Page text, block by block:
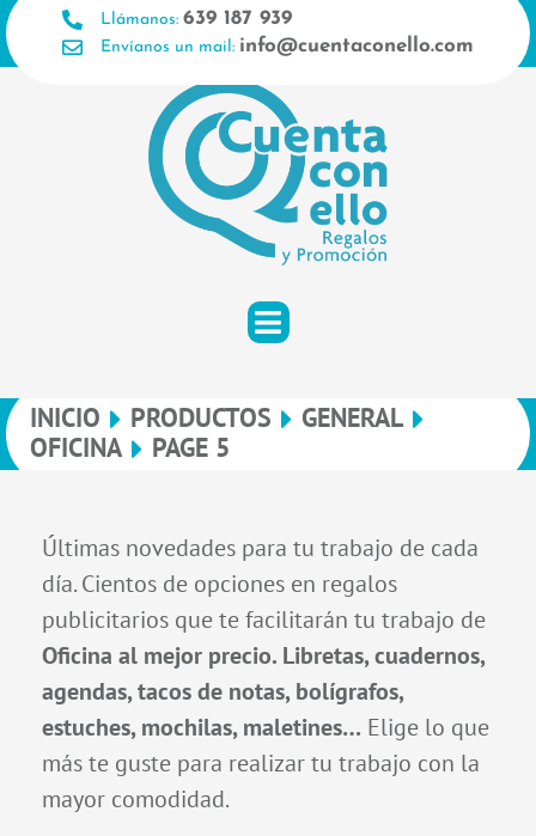
Ir
al
contenido
Llámanos: 639 187 939
Envíanos un mail: info@cuentaconello.com
INICIO PRODUCTOS
GENERAL
OFICINA
PAGE 5
Últimas novedades para tu trabajo de cada
día. Cientos de opciones en regalos
publicitarios que te facilitarán tu trabajo de
Oficina al mejor precio. Libretas, cuadernos,
agendas, tacos de notas, bolígrafos,
estuches, mochilas, maletines… Elige lo que
más te guste para realizar tu trabajo con la
mayor comodidad.